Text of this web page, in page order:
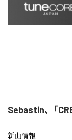
Sebastin、「
新曲情報